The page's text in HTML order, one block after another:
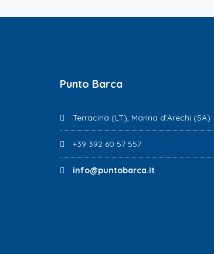
Punto Barca
Terracina (LT), Marina d’Arechi (SA)
+39 392 60 57 557
info@puntobarca.it